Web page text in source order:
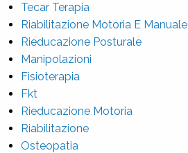
Tecar Terapia
Riabilitazione Motoria E Manuale
Rieducazione Posturale
Manipolazioni
Fisioterapia
Fkt
Rieducazione Motoria
Riabilitazione
Osteopatia